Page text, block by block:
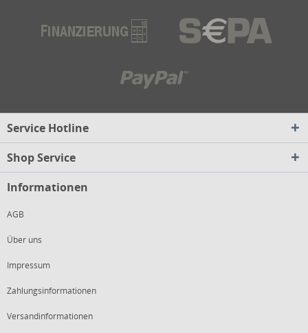
Service Hotline
Shop Service
Informationen
AGB
Über uns
Impressum
Zahlungsinformationen
Versandinformationen